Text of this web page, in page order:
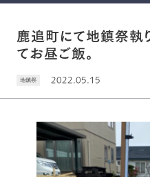
鹿追町にて地鎮祭執
てお昼ご飯。
地鎮祭 2022.05.15